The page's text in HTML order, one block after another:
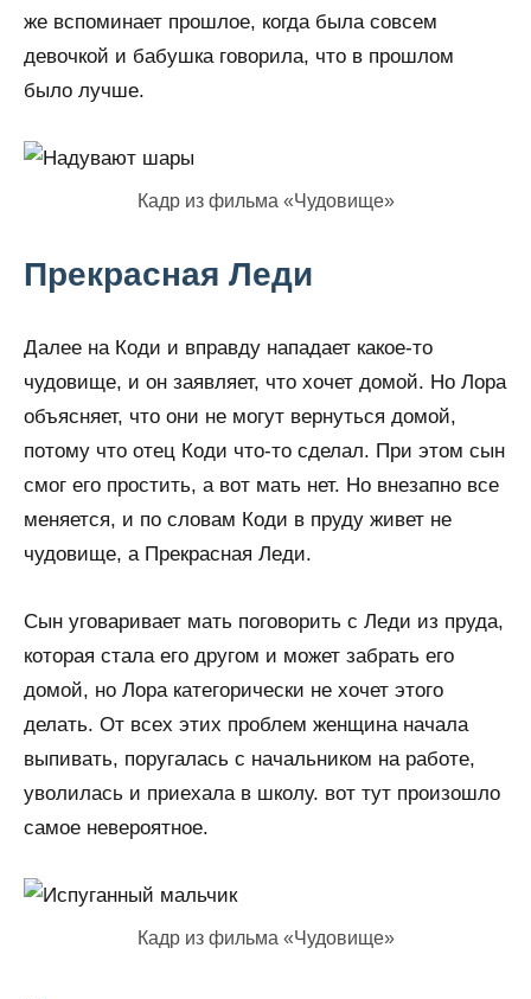
же вспоминает прошлое, когда была совсем
девочкой и бабушка говорила, что в прошлом
было лучше.
Кадр из фильма «Чудовище»
Прекрасная Леди
Далее на Коди и вправду нападает какое-то
чудовище, и он заявляет, что хочет домой. Но Лора
объясняет, что они не могут вернуться домой,
потому что отец Коди что-то сделал. При этом сын
смог его простить, а вот мать нет. Но внезапно все
меняется, и по словам Коди в пруду живет не
чудовище, а Прекрасная Леди.
Сын уговаривает мать поговорить с Леди из пруда,
которая стала его другом и может забрать его
домой, но Лора категорически не хочет этого
делать. От всех этих проблем женщина начала
выпивать, поругалась с начальником на работе,
уволилась и приехала в школу. вот тут произошло
самое невероятное.
Кадр из фильма «Чудовище»